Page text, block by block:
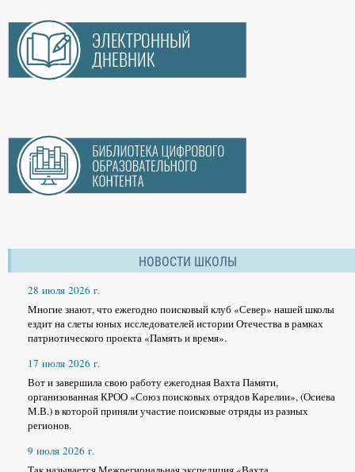
НОВОСТИ ШКОЛЫ
28 июля 2026 г.
Многие знают, что ежегодно поисковый клуб «Север» нашей школы
ездит на слеты юных исследователей истории Отечества в рамках
патриотического проекта «Память и время».
17 июля 2026 г.
Вот и завершила свою работу ежегодная Вахта Памяти,
организованная КРОО «Союз поисковых отрядов Карелии», (Осиева
М.В.) в которой приняли участие поисковые отряды из разных
регионов.
9 июля 2026 г.